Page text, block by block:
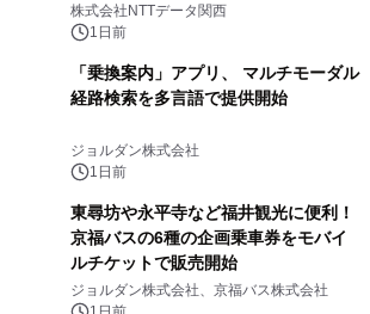
人認証と デジタルデバイド対策で実現
～
株式会社NTTデータ関西
1日前
「乗換案内」アプリ、 マルチモーダル
経路検索を多言語で提供開始
ジョルダン株式会社
1日前
東尋坊や永平寺など福井観光に便利！
京福バスの6種の企画乗車券をモバイ
ルチケットで販売開始
ジョルダン株式会社、京福バス株式会社